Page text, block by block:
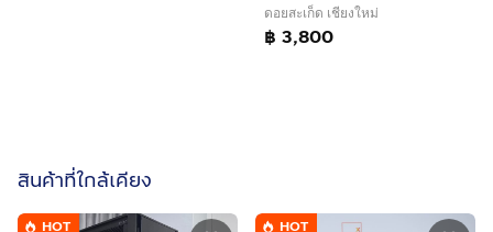
ดอยสะเก็ด เชียงใหม่
฿ 3,800
สินค้าที่ใกล้เคียง
HOT HOT